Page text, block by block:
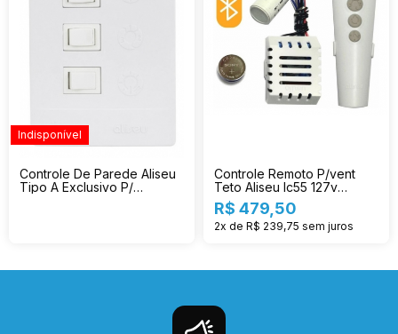
Controle De Parede Aliseu
Tipo A Exclusivo P/
Indisponível
Controle Remoto P/vent
Teto Aliseu Ic55 127v
Bluetooth
R$ 479,50
2x de R$ 239,75 sem juros